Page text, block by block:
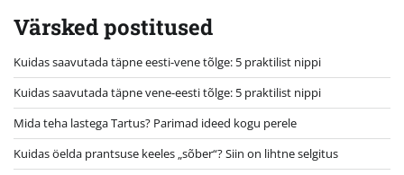
Värsked postitused
Kuidas saavutada täpne eesti-vene tõlge: 5 praktilist nippi
Kuidas saavutada täpne vene-eesti tõlge: 5 praktilist nippi
Mida teha lastega Tartus? Parimad ideed kogu perele
Kuidas öelda prantsuse keeles „sõber“? Siin on lihtne selgitus